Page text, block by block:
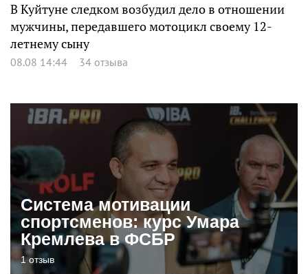
В Куйтуне следком возбудил дело в отношении
мужчины, передавшего мотоцикл своему 12-
летнему сыну
08.08 14:44 34 отзыва
Система мотивации
спортсменов: курс Умара
Кремлева в ФСБР
1 отзыв